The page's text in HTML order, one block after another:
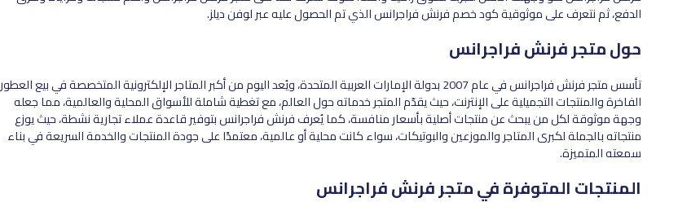
الدفع، ثم نتعرف على موثوقية كود خصم فرنش فراجرانس الذي تم الحصول عليه عبر لوفن ديلز.
حول متجر فرنش فراجرانس
تأسس متجر فرنش فراجرانس في عام 2007 بدولة الإمارات العربية المتحدة، ويُعد اليوم من أكبر المتاجر الإلكترونية المتخصصة في بيع العطور
الفاخرة والمنتجات التجميلية على الإنترنت، حيث يقدّم المتجر خدماته حول العالم، مع تغطية شاملة للأسواق المحلية والعالمية، مما جعله
وجهة موثوقة لكل من يبحث عن منتجات أصلية بأسعار منافسة، كما يُعرف فرنش فراجرانس بتوفير قاعدة عملاء تجارية نشطة، حيث يوزع
منتجاته بالجملة لكبرى المتاجر والموزعين والبوتيكات، سواء كانت محلية أو عالمية، معتمدًا على جودة المنتجات والخدمة السريعة في بناء
سمعته المتميزة.
المنتجات المتوفرة في متجر فرنش فراجرانس